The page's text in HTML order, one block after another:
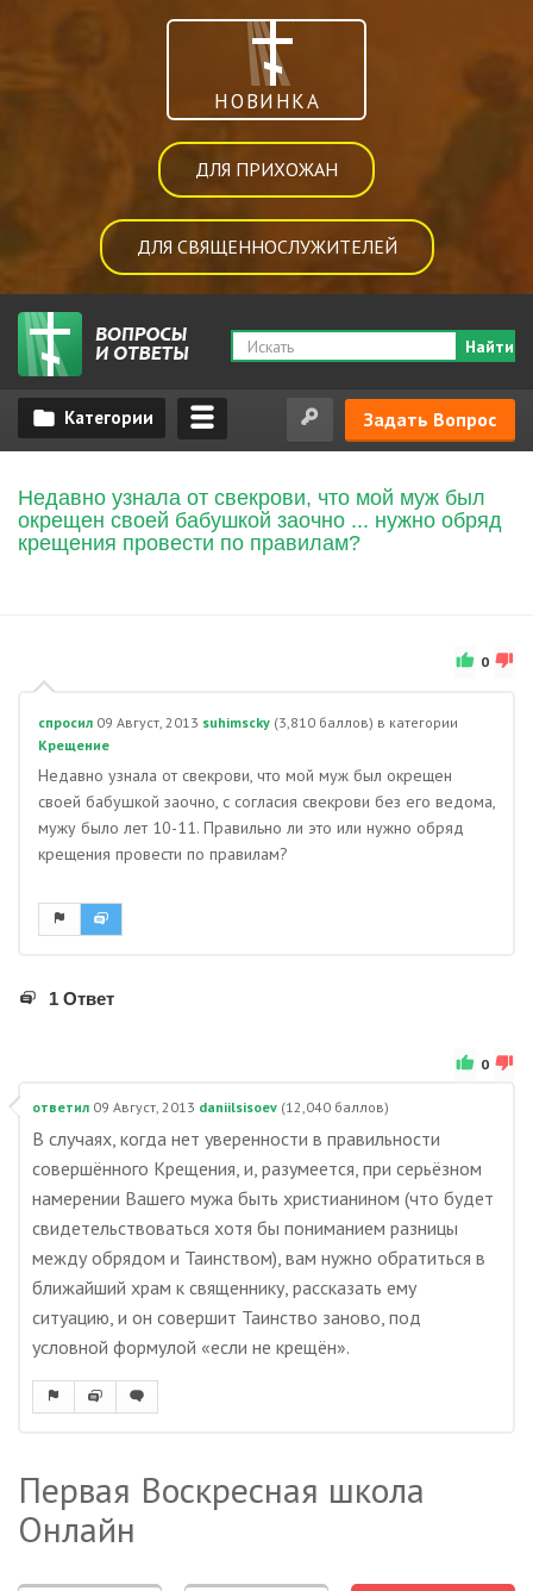
НОВИНКА
ДЛЯ ПРИХОЖАН
ДЛЯ СВЯЩЕННОСЛУЖИТЕЛЕЙ
Найти
Задать Вопрос
Недавно узнала от свекрови, что мой муж был
окрещен своей бабушкой заочно ... нужно обряд
крещения провести по правилам?
0
спросил 09 Август, 2013 suhimscky (3,810 баллов) в категории
Крещение
Недавно узнала от свекрови, что мой муж был окрещен
своей бабушкой заочно, с согласия свекрови без его ведома,
мужу было лет 10-11. Правильно ли это или нужно обряд
крещения провести по правилам?
1 Ответ
0
ответил 09 Август, 2013 daniilsisoev (12,040 баллов)
В случаях, когда нет уверенности в правильности
совершённого Крещения, и, разумеется, при серьёзном
намерении Вашего мужа быть христианином (что будет
свидетельствоваться хотя бы пониманием разницы
между обрядом и Таинством), вам нужно обратиться в
ближайший храм к священнику, рассказать ему
ситуацию, и он совершит Таинство заново, под
условной формулой «если не крещён».
Первая Воскресная школа
Онлайн